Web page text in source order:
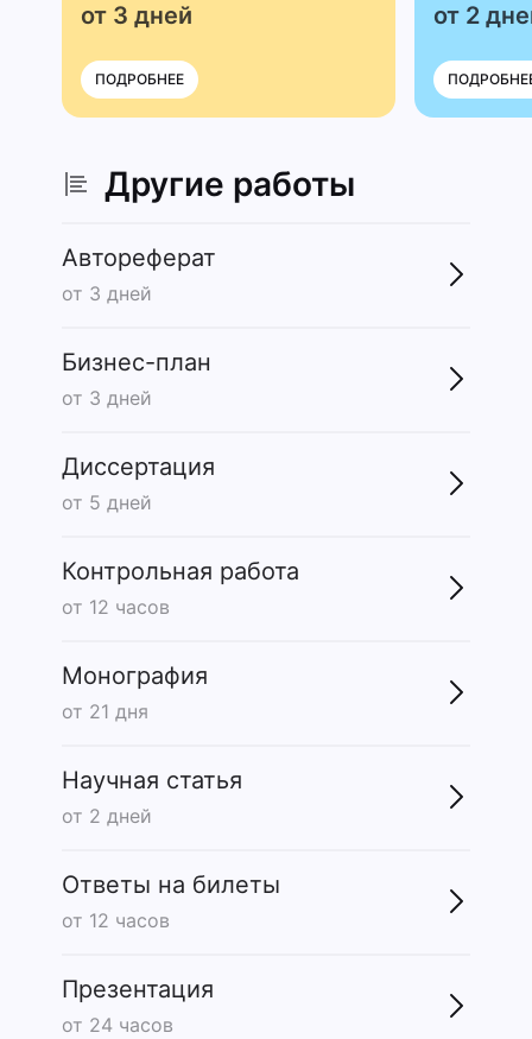
от 3 дней
ПОДРОБНЕЕ
от 2
Другие работы
Автореферат
от 3 дней
Бизнес-план
от 3 дней
Диссертация
от 5 дней
Контрольная работа
от 12 часов
Монография
от 21 дня
Научная статья
от 2 дней
Ответы на билеты
от 12 часов
Презентация
от 24 часов